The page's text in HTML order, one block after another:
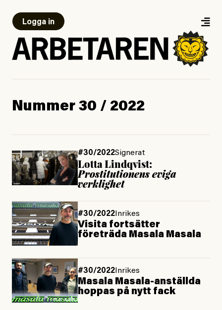
Logga in
Nummer 30 / 2022
#30/2022Signerat
Lotta Lindqvist:
Prostitutionens eviga
verklighet
#30/2022 Inrikes
Visita fortsätter
företräda Masala Masala
#30/2022 Inrikes
Masala Masala-anställda
hoppas på nytt fack